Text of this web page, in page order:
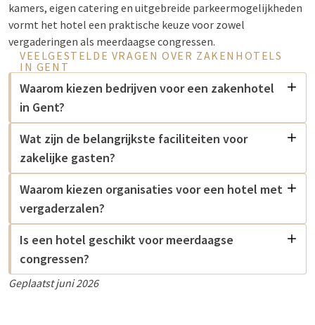
kamers, eigen catering en uitgebreide parkeermogelijkheden
vormt het hotel een praktische keuze voor zowel
vergaderingen als meerdaagse congressen.
VEELGESTELDE VRAGEN OVER ZAKENHOTELS
IN GENT
Waarom kiezen bedrijven voor een zakenhotel
in Gent?
Wat zijn de belangrijkste faciliteiten voor
zakelijke gasten?
Waarom kiezen organisaties voor een hotel met
vergaderzalen?
Is een hotel geschikt voor meerdaagse
congressen?
Geplaatst juni 2026